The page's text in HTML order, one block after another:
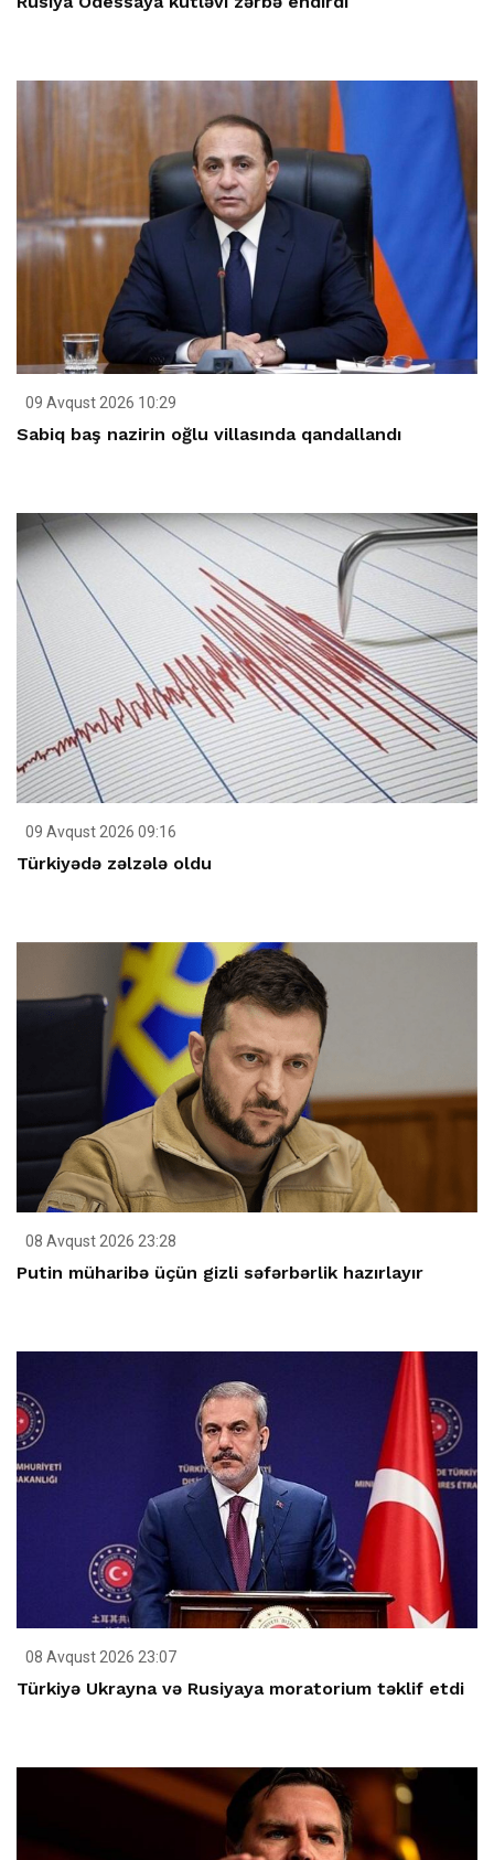
09 Avqust 2026 10:29
Sabiq baş nazirin oğlu villasında qandallandı
09 Avqust 2026 09:16
Türkiyədə zəlzələ oldu
08 Avqust 2026 23:28
Putin müharibə üçün gizli səfərbərlik hazırlayır
08 Avqust 2026 23:07
Türkiyə Ukrayna və Rusiyaya moratorium təklif etdi